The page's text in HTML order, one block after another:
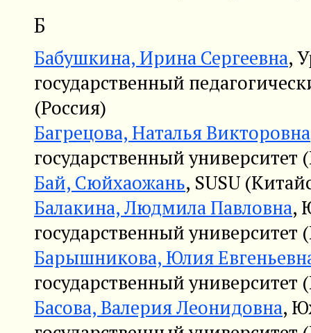
Б
Бабушкина, Ирина Сергеевна,
государственный
(Россия)
Багрецова, Наталья Викторовна
государственный университет
Бай, Сюйхаожань, SUSU
Балакина, Людмила Павловна,
государственный университет
Барышникова, Юлия
государственный университет
Басова, Валерия Леонидовна,